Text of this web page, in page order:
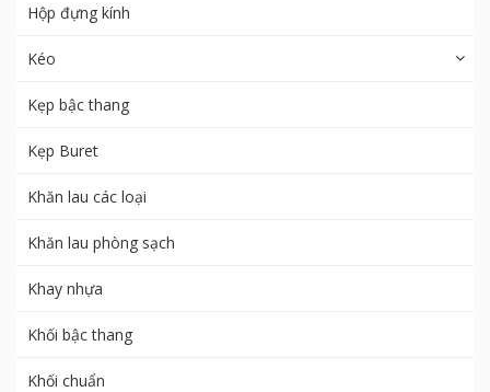
Hộp đựng kính
Kéo
Kẹp bậc thang
Kẹp Buret
Khăn lau các loại
Khăn lau phòng sạch
Khay nhựa
Khối bậc thang
Khối chuẩn